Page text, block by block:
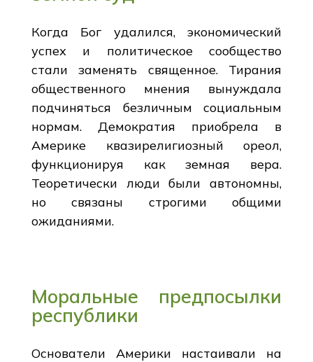
Когда Бог удалился, экономический
успех и политическое сообщество
стали заменять священное. Тирания
общественного мнения вынуждала
подчиняться безличным социальным
нормам. Демократия приобрела в
Америке квазирелигиозный ореол,
функционируя как земная вера.
Теоретически люди были автономны,
но связаны строгими общими
ожиданиями.
Моральные предпосылки
республики
Основатели Америки настаивали на